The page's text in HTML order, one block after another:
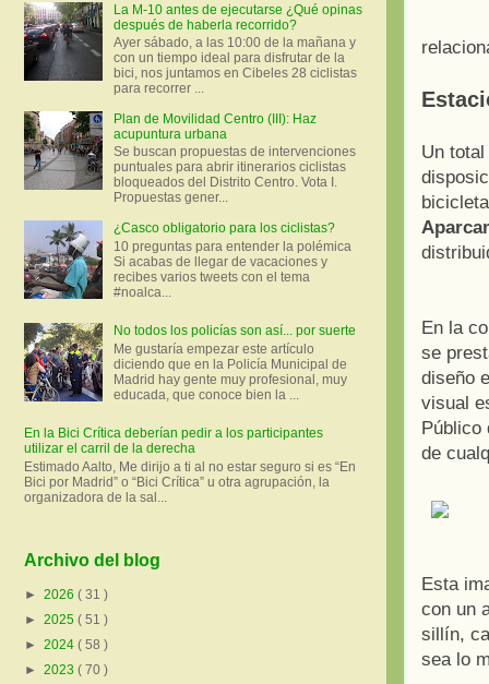
Un
En la
se
diseño
visual
Público
de
Esta
con un
sillín,
sea lo
La M-10 antes de ejecutarse ¿Qué opinas
después de haberla recorrido?
Ayer sábado, a las 10:00 de la mañana y
con un tiempo ideal para disfrutar de la
bici, nos juntamos en Cibeles 28 ciclistas
para recorrer ...
Plan de Movilidad Centro (III): Haz
acupuntura urbana
Se buscan propuestas de intervenciones
puntuales para abrir itinerarios ciclistas
bloqueados del Distrito Centro. Vota I.
Propuestas gener...
¿Casco obligatorio para los ciclistas?
10 preguntas para entender la polémica
Si acabas de llegar de vacaciones y
recibes varios tweets con el tema
#noalca...
No todos los policías son así... por suerte
Me gustaría empezar este artículo
diciendo que en la Policía Municipal de
Madrid hay gente muy profesional, muy
educada, que conoce bien la ...
En la Bici Crítica deberían pedir a los participantes
utilizar el carril de la derecha
Estimado Aalto, Me dirijo a ti al no estar seguro si es “En
Bici por Madrid” o “Bici Crítica” u otra agrupación, la
organizadora de la sal...
Archivo del blog
► 2026 ( 31 )
► 2025 ( 51 )
► 2024 ( 58 )
► 2023 ( 70 )